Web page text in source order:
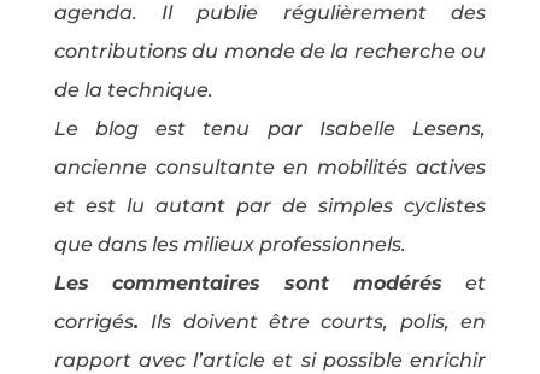
agenda. Il publie régulièrement des
contributions du monde de la recherche ou
de la technique.
Le blog est tenu par Isabelle Lesens,
ancienne consultante en mobilités actives
et est lu autant par de simples cyclistes
que dans les milieux professionnels.
Les commentaires sont modéréset
corrigés. Ils doivent être courts, polis, en
rapport avec l’article et si possible enrichir